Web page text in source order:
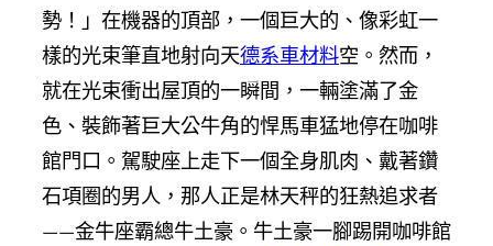
勢！」在機器的頂部，一個巨大的、像彩虹一
樣的光束筆直地射向天德系車材料空。然而，
就在光束衝出屋頂的一瞬間，一輛塗滿了金
色、裝飾著巨大公牛角的悍馬車猛地停在咖啡
館門口。駕駛座上走下一個全身肌肉、戴著鑽
石項圈的男人，那人正是林天秤的狂熱追求者
——金牛座霸總牛土豪。牛土豪一腳踢開咖啡館